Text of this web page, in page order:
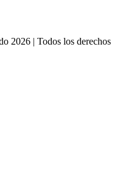
2026 |Todos los derechos